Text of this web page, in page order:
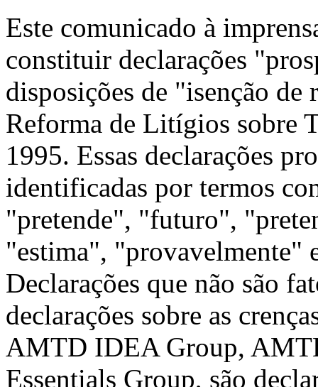
Este comunicado à
constituir declarações
disposições de "isenção
Reforma de Litígios sobre
1995. Essas declarações
identificadas por termos
"pretende", "futuro",
"estima", "provavelmente"
Declarações que não são
declarações sobre as
AMTD IDEA Group,
Essentials Group, são